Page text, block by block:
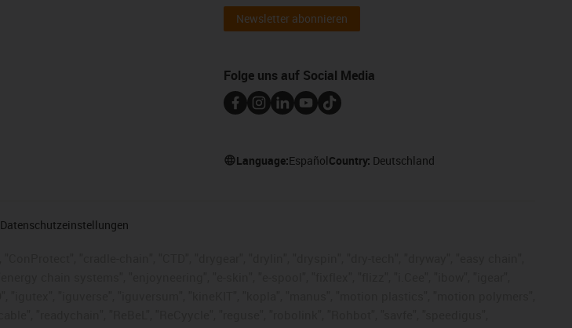
Newsletter abonnieren
Folge uns auf Social Media
Language:EspañolCountry: Deutschland
Datenschutzeinstellungen